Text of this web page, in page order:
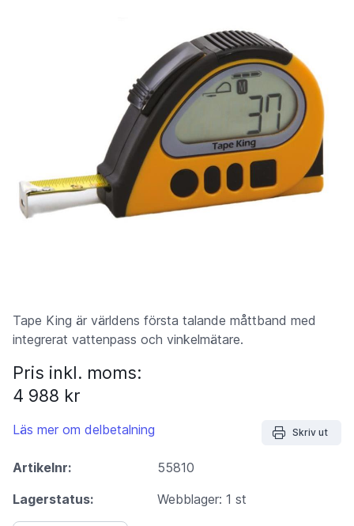
Tape King är världens första talande måttband med
integrerat vattenpass och vinkelmätare.
Pris inkl. moms:
4 988 kr
Läs mer om delbetalning Skriv ut
Artikelnr:
55810
Lagerstatus:
Webblager: 1 st